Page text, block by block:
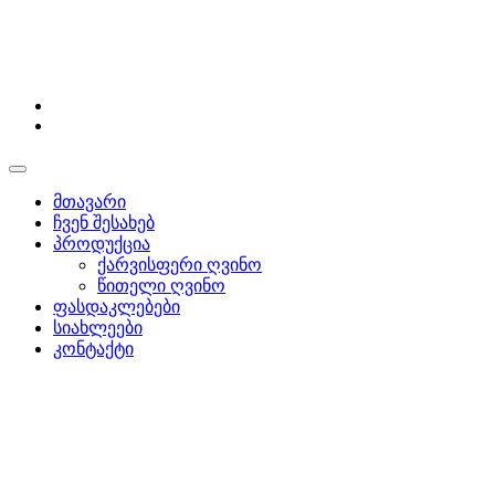
მთავარი
ჩვენ შესახებ
პროდუქცია
ქარვისფერი ღვინო
წითელი ღვინო
ფასდაკლებები
სიახლეები
კონტაქტი